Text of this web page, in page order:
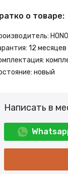
о товаре:
12 месяцев
новый
Написать в